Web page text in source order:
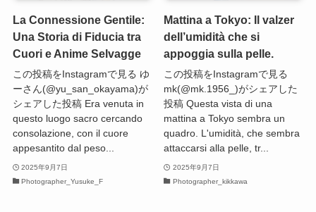
La Connessione Gentile:
Una Storia di Fiducia tra
Cuori e Anime Selvagge
この投稿をInstagramで見る ゆ
ーさん(@yu_san_okayama)が
シェアした投稿 Era venuta in
questo luogo sacro cercando
consolazione, con il cuore
appesantito dal peso...
2025年9月7日
Photographer_Yusuke_F
Mattina a Tokyo: Il valzer
dell’umidità che si
appoggia sulla pelle.
この投稿をInstagramで見る
mk(@mk.1956_)がシェアした
投稿 Questa vista di una
mattina a Tokyo sembra un
quadro. L'umidità, che sembra
attaccarsi alla pelle, tr...
2025年9月7日
Photographer_kikkawa